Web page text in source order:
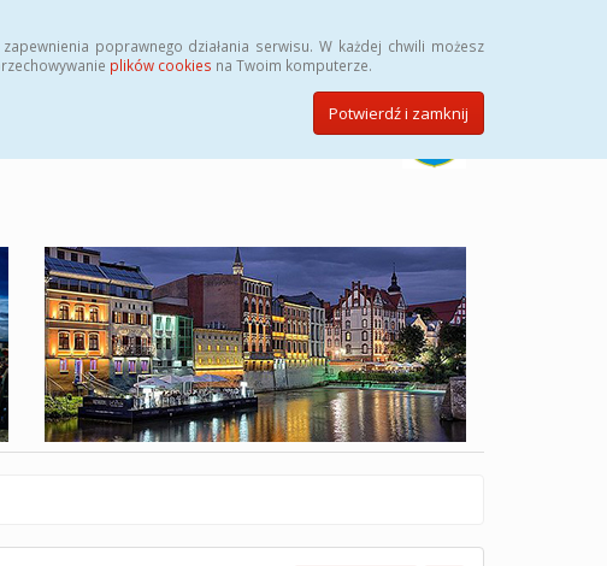
poprawnego działania serwisu. W każdej chwili możesz
plików cookies na Twoim komputerze.
Potwierdź i zamknij